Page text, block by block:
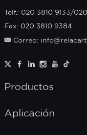
Telf.: 020 3810 9133/
Fax: 020 3810 9384
Correo:
Productos
Aplicación